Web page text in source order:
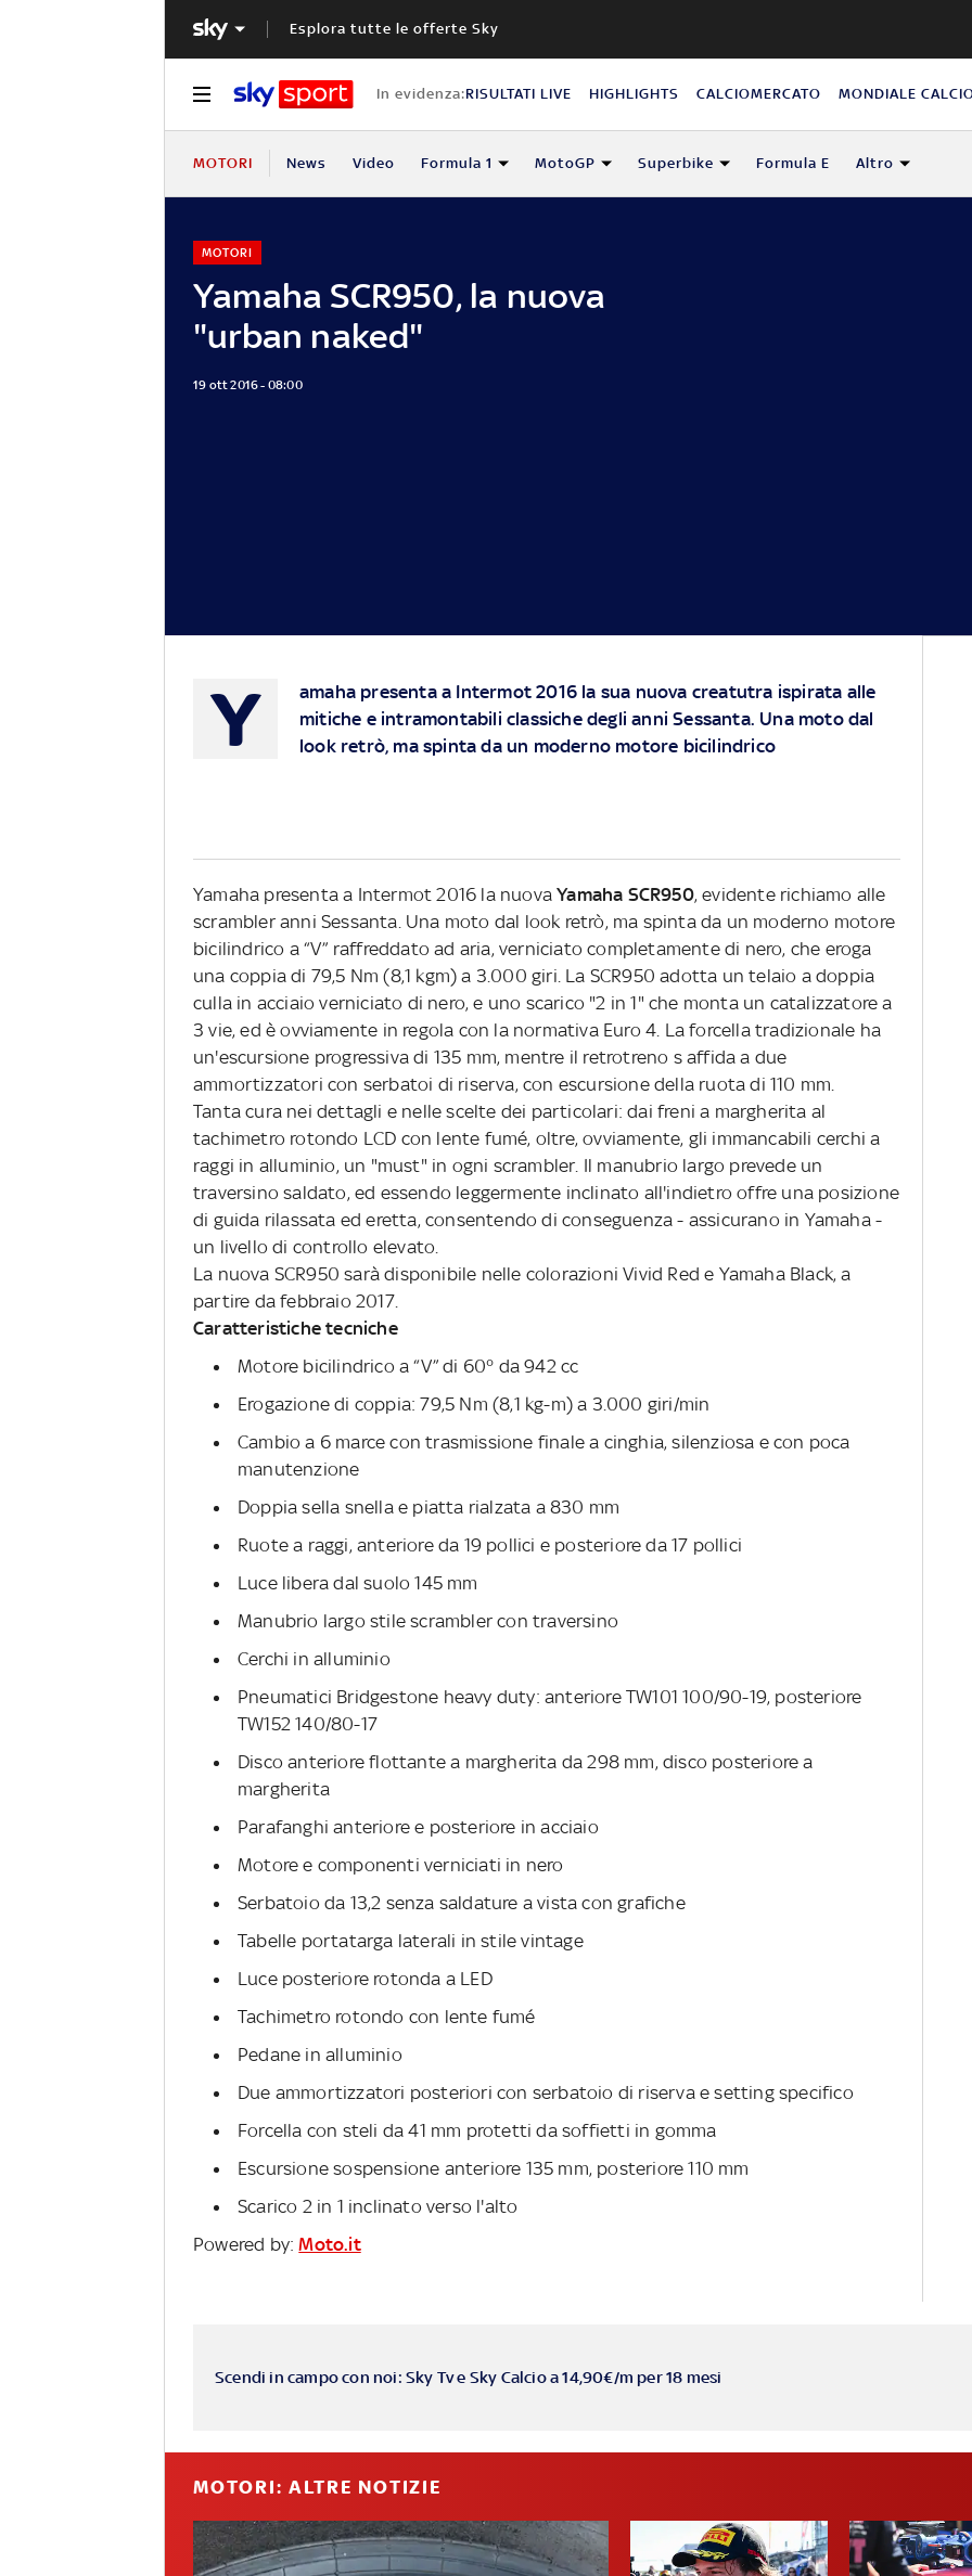
Esplora tutte le offerte Sky
In evidenza:RISULTATI LIVE HIGHLIGHTS CALCIOMERCATO MONDIALE
MOTORI News Video Formula 1 MotoGP Superbike Formula E Altro
Yamaha SCR950, la nuova
"urban naked"
MOTORI
19 ott 2016 - 08:00
Y
amaha presenta a Intermot 2016 la sua nuova creatutra ispirata alle
mitiche e intramontabili classiche degli anni Sessanta. Una moto dal
look retrò, ma spinta da un moderno motore bicilindrico
Yamaha presenta a Intermot 2016 la nuovaYamaha SCR950, evidente richiamo alle
scrambler anni Sessanta. Una moto dal look retrò, ma spinta da un moderno motore
bicilindrico a “V” raffreddato ad aria, verniciato completamente di nero, che eroga
una coppia di 79,5 Nm (8,1 kgm) a 3.000 giri. La SCR950 adotta un telaio a doppia
culla in acciaio verniciato di nero, e uno scarico "2 in 1" che monta un catalizzatore a
3 vie, ed è ovviamente in regola con la normativa Euro 4. La forcella tradizionale ha
un'escursione progressiva di 135 mm, mentre il retrotreno s affida a due
ammortizzatori con serbatoi di riserva, con escursione della ruota di 110 mm.
Tanta cura nei dettagli e nelle scelte dei particolari: dai freni a margherita al
tachimetro rotondo LCD con lente fumé, oltre, ovviamente, gli immancabili cerchi a
raggi in alluminio, un "must" in ogni scrambler. Il manubrio largo prevede un
traversino saldato, ed essendo leggermente inclinato all'indietro offre una posizione
di guida rilassata ed eretta, consentendo di conseguenza - assicurano in Yamaha -
un livello di controllo elevato.
La nuova SCR950 sarà disponibile nelle colorazioni Vivid Red e Yamaha Black, a
partire da febbraio 2017.
Caratteristiche tecniche
Motore bicilindrico a “V” di 60° da 942 cc
Erogazione di coppia: 79,5 Nm (8,1 kg-m) a 3.000 giri/min
Cambio a 6 marce con trasmissione finale a cinghia, silenziosa e con poca
manutenzione
Doppia sella snella e piatta rialzata a 830 mm
Ruote a raggi, anteriore da 19 pollici e posteriore da 17 pollici
Luce libera dal suolo 145 mm
Manubrio largo stile scrambler con traversino
Cerchi in alluminio
Pneumatici Bridgestone heavy duty: anteriore TW101 100/90-19, posteriore
TW152 140/80-17
Disco anteriore flottante a margherita da 298 mm, disco posteriore a
margherita
Parafanghi anteriore e posteriore in acciaio
Motore e componenti verniciati in nero
Serbatoio da 13,2 senza saldature a vista con grafiche
Tabelle portatarga laterali in stile vintage
Luce posteriore rotonda a LED
Tachimetro rotondo con lente fumé
Pedane in alluminio
Due ammortizzatori posteriori con serbatoio di riserva e setting specifico
Forcella con steli da 41 mm protetti da soffietti in gomma
Escursione sospensione anteriore 135 mm, posteriore 110 mm
Scarico 2 in 1 inclinato verso l'alto
Powered by:Moto.it
Scendi in campo con noi: Sky Tv e Sky Calcio a 14,90€/m per 18 mesi
MOTORI: ALTRE NOTIZIE